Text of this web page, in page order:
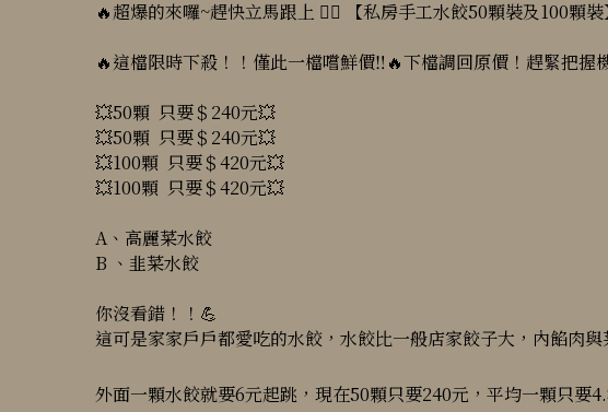
🔥超爆的來囉~趕快立馬跟上 🏃‍♀️ 【私房手工水餃50顆裝及100顆裝
🔥這檔限時下殺！！僅此一檔嚐鮮價‼️🔥下檔調回原價！趕緊把握
💥50顆 只要＄240元💥
💥50顆 只要＄240元💥
💥100顆 只要＄420元💥
💥100顆 只要＄420元💥
A、高麗菜水餃
B 、韭菜水餃
你沒看錯！！💪
這可是家家戶戶都愛吃的水餃，水餃比一般店家餃子大，內餡肉
外面一顆水餃就要6元起跳，現在50顆只要240元，平均一顆只